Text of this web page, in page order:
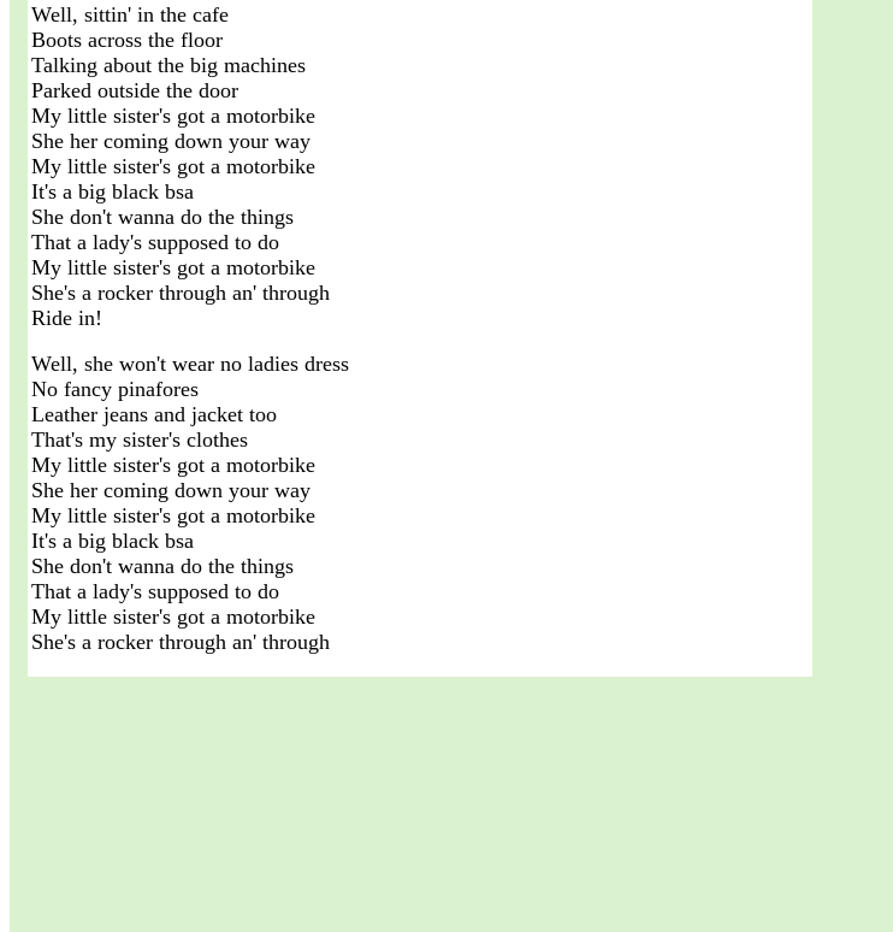
Well, sittin' in the cafe
Boots across the floor
Talking about the big machines
Parked outside the door
My little sister's got a motorbike
She her coming down your way
My little sister's got a motorbike
It's a big black bsa
She don't wanna do the things
That a lady's supposed to do
My little sister's got a motorbike
She's a rocker through an' through
Ride in!
Well, she won't wear no ladies dress
No fancy pinafores
Leather jeans and jacket too
That's my sister's clothes
My little sister's got a motorbike
She her coming down your way
My little sister's got a motorbike
It's a big black bsa
She don't wanna do the things
That a lady's supposed to do
My little sister's got a motorbike
She's a rocker through an' through